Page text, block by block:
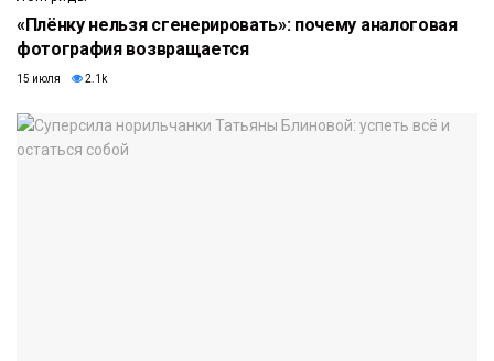
«Плёнку нельзя сгенерировать»: почему аналоговая
фотография возвращается
15 июля 2.1k